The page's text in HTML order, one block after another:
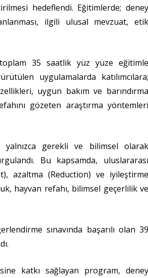
hedeflendi. Eğitimlerde; deney
ilgili ulusal mevzuat, etik
toplam 35 saatlik yüz yüze eğitimle
uygulamalarda katılımcılara;
uygun bakım ve barındırma
gözeten araştırma yöntemleri
yalnızca gerekli ve bilimsel olarak
Bu kapsamda, uluslararası
azaltma (Reduction) ve iyileştirme
hayvan refahı, bilimsel geçerlilik ve
sınavında başarılı olan 39
katkı sağlayan program, deney